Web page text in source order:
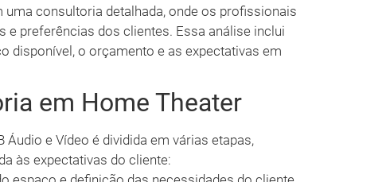
consultoria detalhada, onde os profissionais
e preferências dos clientes. Essa análise inclui
disponível, o orçamento e as expectativas em
em Home Theater
e Vídeo é dividida em várias etapas,
às expectativas do cliente: